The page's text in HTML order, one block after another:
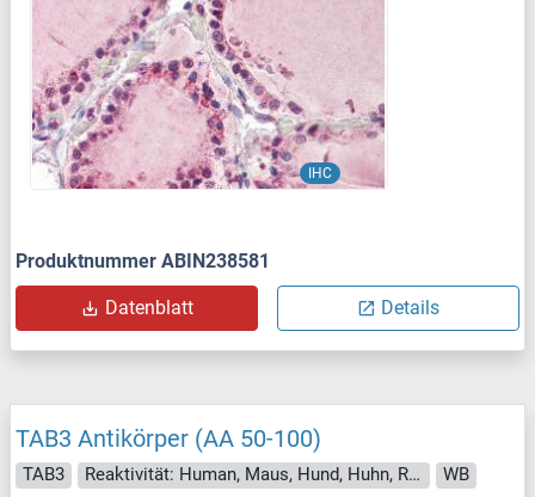
IHC
Produktnummer ABIN238581
Datenblatt Details
TAB3 Antikörper (AA 50-100)
TAB3 Reaktivität: Human, Maus, Hund, Huhn, Rind (Kuh), Opossum
WB